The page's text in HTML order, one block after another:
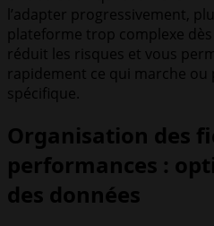
l’adapter progressivement,
plateforme trop complexe
réduit les risques et vous
rapidement ce qui marche
spécifique.
Organisation des
performances :
des données